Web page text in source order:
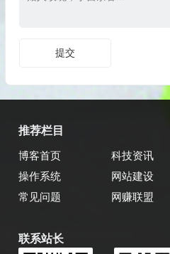
推荐栏目
博客首页 科技资讯
操作系统
网站建设
常见问题
网赚联盟
联系站长